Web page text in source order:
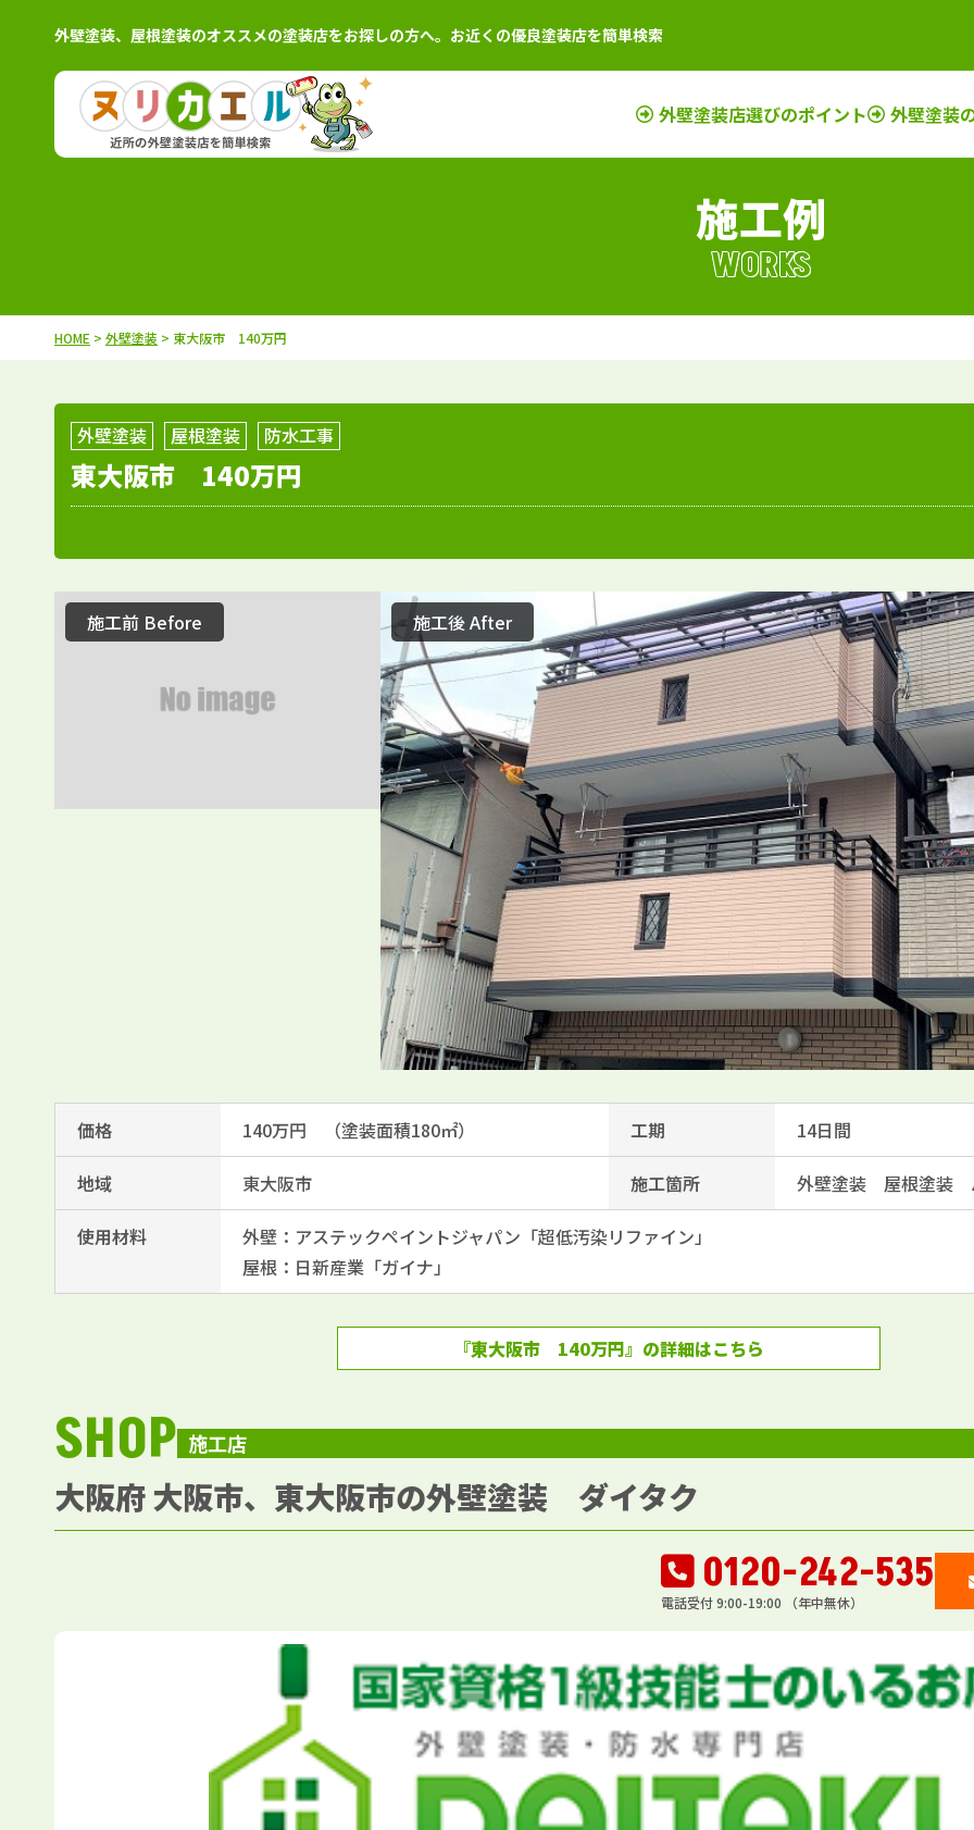
外壁塗装、屋根塗装のオススメの塗装店をお探しの方へ。お近くの優良塗装店を簡単検索
外壁塗装店選びのポイント 外壁塗装
秋田県
施工例
塗装店
宮城県
施工例
塗装店
福島県
施工例 塗装店
千葉県
施工例
塗装店
埼玉県
施工例
塗装店
神奈川県
塗装店
塗装店
山梨県
施工例
塗装店
長野県
施工例
塗装店
滋賀県
京都府
大阪府
施工例
塗装店
三重県
施工例
塗装店
施工例
WORKS
HOME > 外壁塗装 > 東大阪市 140万円
外壁塗装 屋根塗装 防水工事
東大阪市 140万円
施工前 Before 施工後 After
価格 140万円 （塗装面積180㎡） 工期 14日間
地域 東大阪市 施工箇所 外壁塗装 屋根塗装
使用材料
外壁：アステックペイントジャパン「超低汚染リファイン」
屋根：日新産業「ガイナ」
『東大阪市 140万円』の詳細はこちら
施工店
SHOP
大阪府 大阪市、東大阪市の外壁塗装 ダイタク
0120-242-535
電話受付 9:00-19:00 （年中無休）